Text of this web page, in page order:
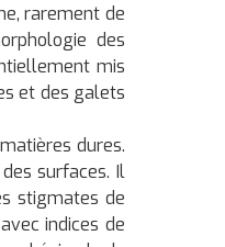
rarement de
des
mis
et des galets
dures.
surfaces. Il
stigmates de
indices de